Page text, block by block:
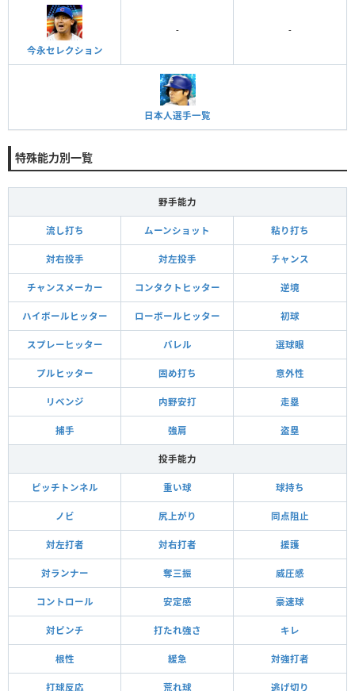
今永セレクション
- -
日本人選手一覧
特殊能力別一覧
野手能力
流し打ち ムーンショット 粘り打ち
対右投手 対左投手 チャンス
チャンスメーカー コンタクトヒッター 逆境
ハイボールヒッター ローボールヒッター 初球
スプレーヒッター バレル 選球眼
プルヒッター 固め打ち 意外性
リベンジ 内野安打 走塁
捕手 強肩 盗塁
投手能力
ピッチトンネル 重い球 球持ち
ノビ 尻上がり 同点阻止
対左打者 対右打者 援護
対ランナー 奪三振 威圧感
コントロール 安定感 豪速球
対ピンチ 打たれ強さ キレ
根性 緩急 対強打者
打球反応 荒れ球 逃げ切り